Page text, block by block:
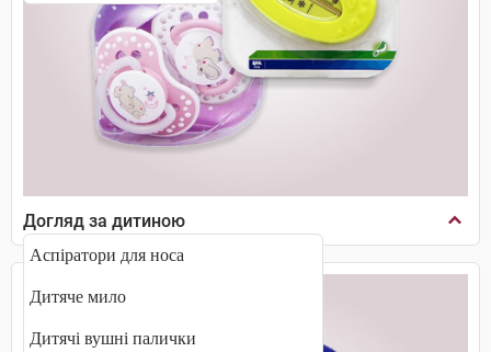
Догляд за дитиною
Аспіратори для носа
Дитяче мило
Дитячі вушні палички